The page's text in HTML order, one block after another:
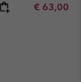
Minimum
€ 63,00